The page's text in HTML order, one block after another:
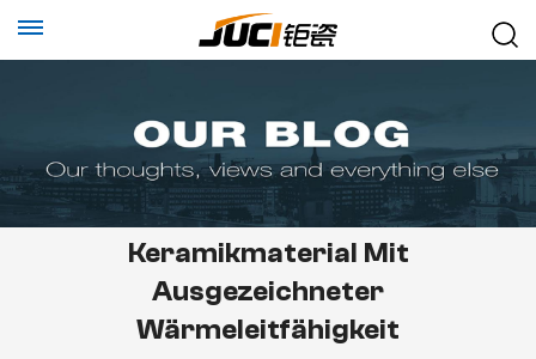
Keramikmaterial Mit
Ausgezeichneter
Wärmeleitfähigkeit